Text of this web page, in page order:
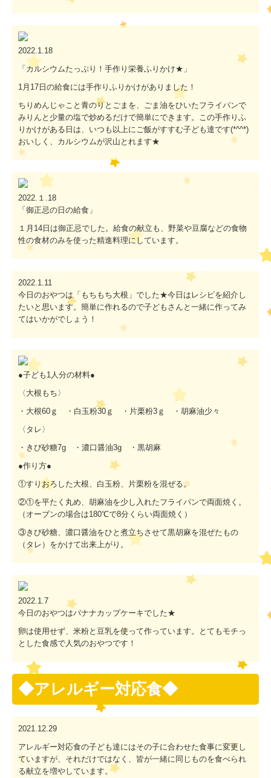
2022.1.18
「カルシウムたっぷり！手作り栄養ふりかけ★」
1月17日の給食には手作りふりかけがありました！
ちりめんじゃこと青のりとごまを、ごま油をひいたフライパンで
みりんと少量の塩で炒めるだけで簡単にできます。この手作りふ
りかけがある日は、いつも以上にご飯がすすむ子ども達です(*^^*)
おいしく、カルシウムが沢山とれます★
2022.１.18
「御正忌の日の給食」
１月14日は御正忌でした。給食の献立も、野菜や豆腐などの食物
性の食材のみを使った精進料理にしています。
2022.1.11
今日のおやつは「もちもち大根」でした★今日はレシピを紹介し
たいと思います。簡単に作れるので子どもさんと一緒に作ってみ
てはいかがでしょう！
●子ども1人分の材料●
〈大根もち〉
・大根60ｇ ・白玉粉30ｇ ・片栗粉3ｇ ・胡麻油少々
〈タレ〉
・きび砂糖7g ・濃口醤油3g ・黒胡麻
●作り方●
①すりおろした大根、白玉粉、片栗粉を混ぜる。
②①を平たく丸め、胡麻油を少し入れたフライパンで両面焼く。
（オーブンの場合は180℃で8分くらい両面焼く）
③きび砂糖、濃口醤油をひと煮立ちさせて黒胡麻を混ぜたもの
（タレ）をかけて出来上がり。
2022.1.7
今日のおやつはバナナカップケーキでした★
卵は使用せず、米粉と豆乳を使って作っています。とてもモチっ
とした食感で人気のおやつです！
◆アレルギー対応食◆
2021.12.29
アレルギー対応食の子ども達にはその子に合わせた食事に変更し
ていますが、それだけではなく、皆が一緒に同じものを食べられ
る献立を増やしています。